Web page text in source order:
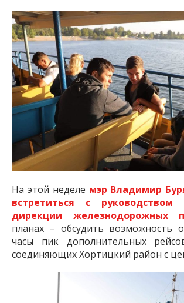
На этой неделе мэр Владимир
встретиться с руководством
дирекции железнодорожных
планах – обсудить возможность
часы пик дополнительных
соединяющих Хортицкий район с